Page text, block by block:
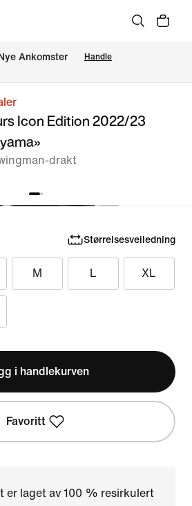
Ankomster Handle
Icon Edition 2022/23
drakt
Størrelsesveiledning
M L XL
i handlekurven
Favoritt
er laget av 100 % resirkulert